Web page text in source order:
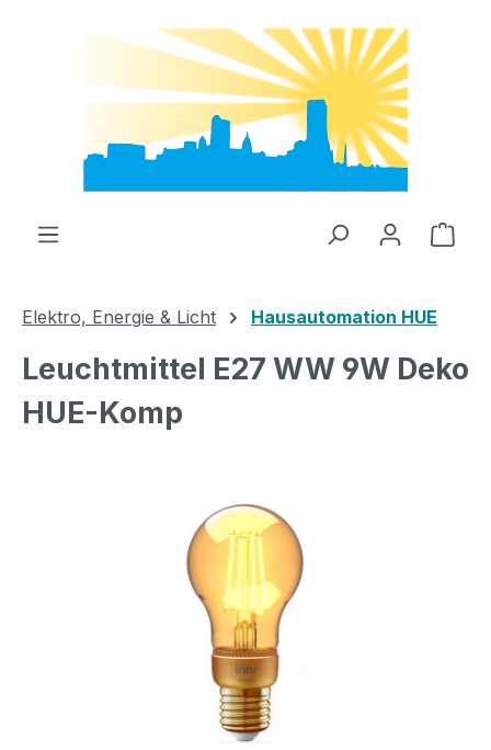
Zum Hauptinhalt springen
Elektro, Energie & Licht Hausautomation HUE
Leuchtmittel E27 WW 9W Deko
HUE-Komp
Bildergalerie überspringen